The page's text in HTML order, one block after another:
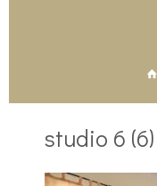
studio 6 (6)